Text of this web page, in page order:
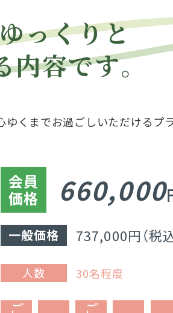
っくりと
内容です。
くまでお過ごしいただけるプ
会員
価格
660,000
一般価格 737,000円（税込
人数 30名程度